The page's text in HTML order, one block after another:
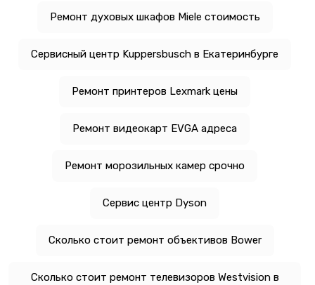
Ремонт духовых шкафов Miele стоимость
Сервисный центр Kuppersbusch в Екатеринбурге
Ремонт принтеров Lexmark цены
Ремонт видеокарт EVGA адреса
Ремонт морозильных камер срочно
Сервис центр Dyson
Сколько стоит ремонт объективов Bower
Сколько стоит ремонт телевизоров Westvision в